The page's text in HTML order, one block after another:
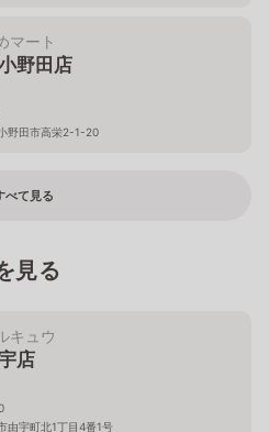
マート
野田店
野田市高栄2-1-20
べて見る
見る
キュウ
店
由宇町北1丁目4番1号